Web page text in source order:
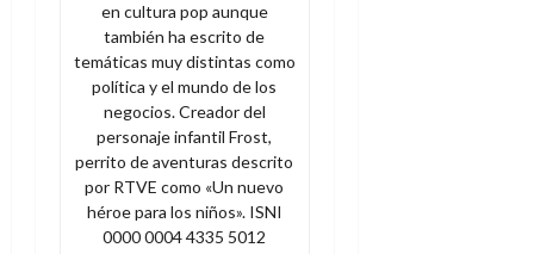
en cultura pop aunque
también ha escrito de
temáticas muy distintas como
política y el mundo de los
negocios. Creador del
personaje infantil Frost,
perrito de aventuras descrito
por RTVE como «Un nuevo
héroe para los niños». ISNI
0000 0004 4335 5012